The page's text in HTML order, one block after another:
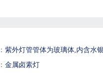
紫外灯管管体为玻璃体,内含水
金属卤素灯